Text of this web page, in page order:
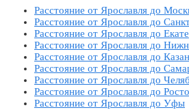
Расстояние от Ярославля до
Расстояние от Ярославля до
Расстояние от Ярославля до
Расстояние от Ярославля до
Расстояние от Ярославля до
Расстояние от Ярославля до
Расстояние от Ярославля до
Расстояние от Ярославля до
Расстояние от Ярославля до Уфы